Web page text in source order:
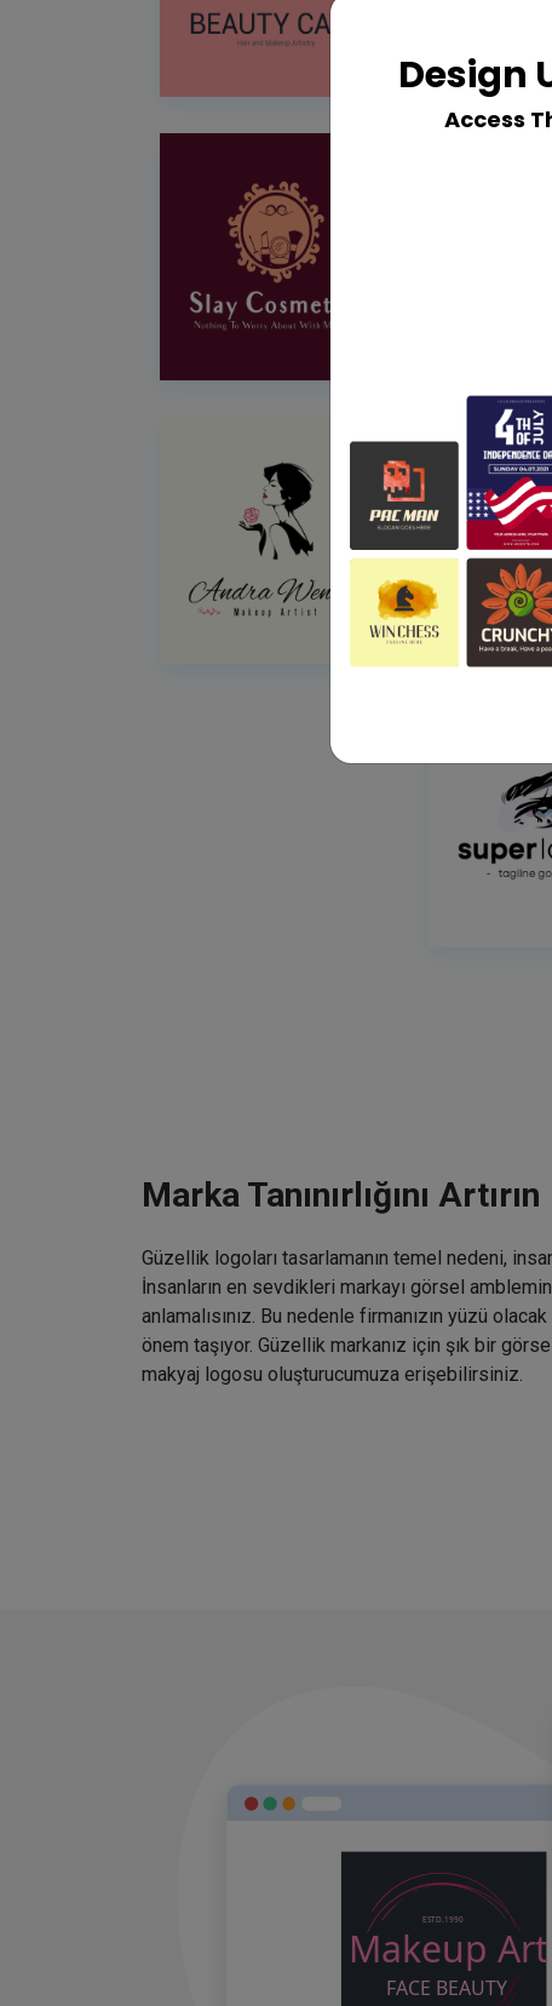
Marka Tanınırlığını Artırın
Güzellik logoları tasarlamanın temel nedeni,
İnsanların en sevdikleri markayı görsel
anlamalısınız. Bu nedenle firmanızın yüzü
önem taşıyor. Güzellik markanız için şık bir
makyaj logosu oluşturucumuza erişebilirsiniz.
Design
Access